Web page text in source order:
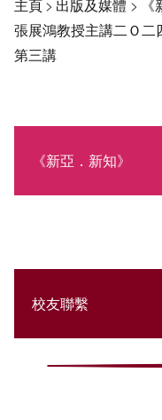
主頁> 出版及媒體 >
張展鴻教授主講二Ｏ二
第三講
《新亞．新知》
社交媒體專欄
《新亞簡訊》
校友聯繫
College Updates